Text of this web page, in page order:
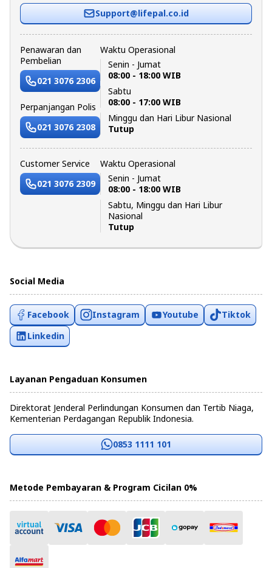
Support@lifepal.co.id
Penawaran dan
Pembelian
021 3076 2306
Perpanjangan Polis
021 3076 2308
Waktu Operasional
Senin - Jumat
08:00 - 18:00 WIB
Sabtu
08:00 - 17:00 WIB
Minggu dan Hari Libur Nasional
Tutup
Customer Service
021 3076 2309
Waktu Operasional
Senin - Jumat
08:00 - 18:00 WIB
Sabtu, Minggu dan Hari Libur
Nasional
Tutup
Social Media
Facebook Instagram Youtube
Tiktok
Linkedin
Layanan Pengaduan Konsumen
Direktorat Jenderal Perlindungan Konsumen dan Tertib Niaga,
Kementerian Perdagangan Republik Indonesia.
0853 1111 101
Metode Pembayaran & Program Cicilan 0%